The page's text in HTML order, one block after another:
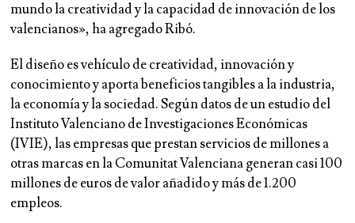
mundo la creatividad y la capacidad de innovación de los
valencianos», ha agregado Ribó.
El diseño es vehículo de creatividad, innovación y
conocimiento y aporta beneficios tangibles a la industria,
la economía y la sociedad. Según datos de un estudio del
Instituto Valenciano de Investigaciones Económicas
(IVIE), las empresas que prestan servicios de millones a
otras marcas en la Comunitat Valenciana generan casi 100
millones de euros de valor añadido y más de 1.200
empleos.